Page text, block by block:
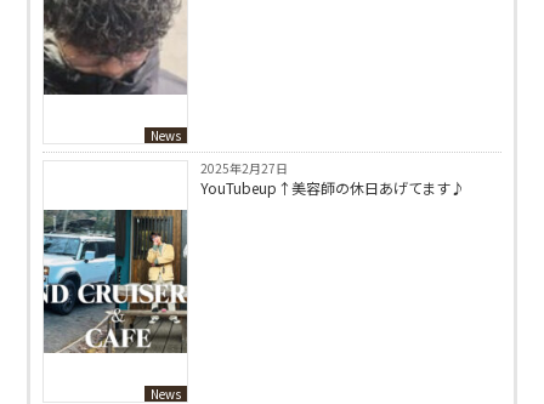
News
News
2025年2月27日
YouTubeup↑美容師の休日あげてます♪